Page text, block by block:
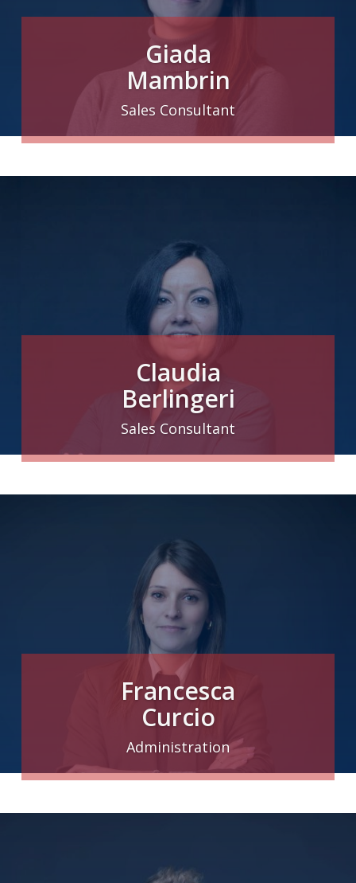
Giada
Mambrin
Sales Consultant
Claudia
Berlingeri
Sales Consultant
Francesca
Curcio
Administration